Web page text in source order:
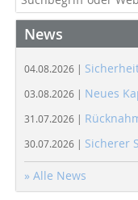
News
04.08.2026 |
03.08.2026 | Neues
31.07.2026 |
30.07.2026 | Sicherer
» Alle News